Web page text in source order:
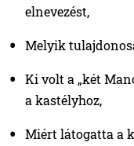
elnevezést,
Melyik
Ki volt a „két
a kastélyhoz,
Miért látogatta a